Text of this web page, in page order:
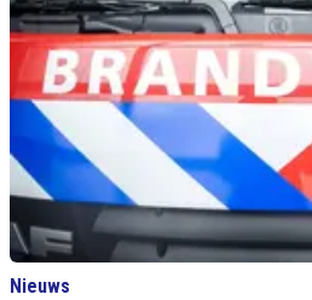
Nieuws